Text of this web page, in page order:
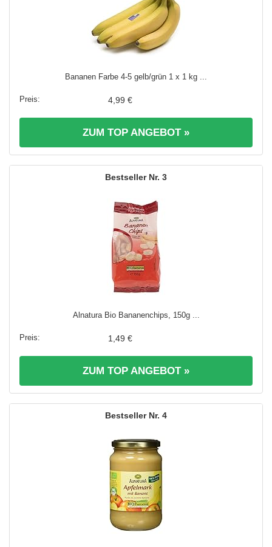
Bananen Farbe 4-5 gelb/grün 1 x 1 kg ...
4,99 €
ZUM TOP ANGEBOT »
3
Alnatura Bio Bananenchips, 150g ...
1,49 €
ZUM TOP ANGEBOT »
4